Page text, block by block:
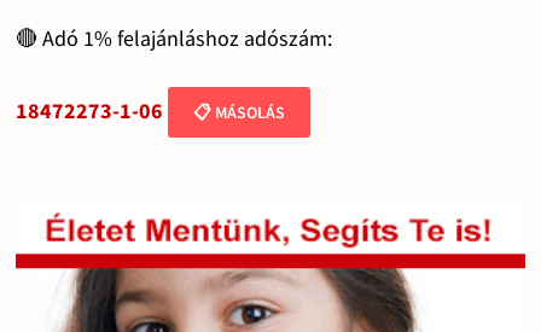
🔴 Adó 1% felajánláshoz adószám:
18472273-1-06 📋 MÁSOLÁS